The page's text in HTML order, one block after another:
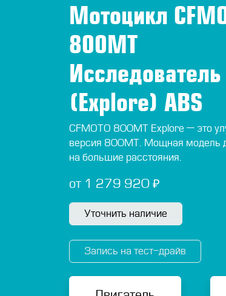
Мотоцикл
800MT
Исследователь
(Explore) ABS
CFMOTO 800MT Explore — это
версия 800MT. Мощная модель
на большие расстояния.
от 1 279 920 ₽
Уточнить наличие
Запись на тест-драйв